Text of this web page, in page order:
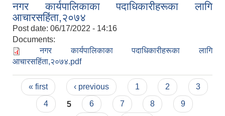
नगर कार्यपालिकाका पदाधिकारीहरूका लागि
आचारसहिंता,२०७४
Post date: 06/17/2022 - 14:16
Documents:
नगर कार्यपालिकाका पदाधिकारीहरूका लागि
आचारसहिंता,२०७४.pdf
Pages
« first ‹ previous 1 2
3
4
5 6 7 8
9